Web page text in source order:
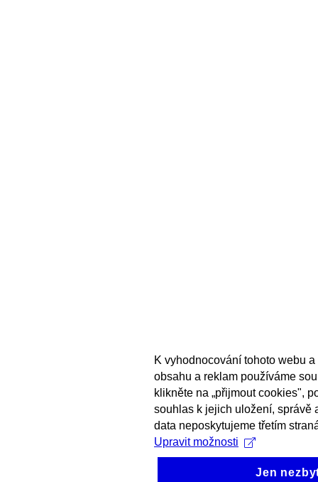
K vyhodnocování tohoto webu
obsahu a reklam používáme
klikněte na „přijmout cookies",
souhlas k jejich uložení, správě
data neposkytujeme třetím
Upravit možnosti
Jen